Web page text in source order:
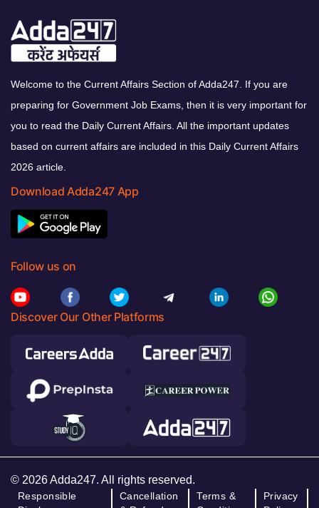
Welcome to the Current Affairs Section of Adda247. If you are
preparing for Government Job Exams, then it is very important for
you to read the Daily Current Affairs. All the important updates
based on current affairs are included in this Daily Current Affairs
2026 article.
Download Adda247 App
Follow us on
Discover Our Other Platforms
© 2026 Adda247. All rights reserved.
Responsible
Cancellation
Terms &
Privacy